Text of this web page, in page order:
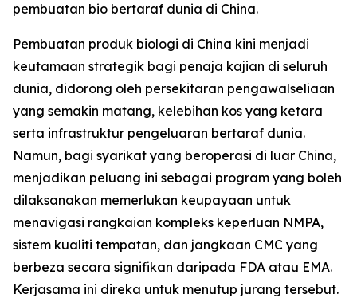
pembuatan bio bertaraf dunia di China.
Pembuatan produk biologi di China kini menjadi
keutamaan strategik bagi penaja kajian di seluruh
dunia, didorong oleh persekitaran pengawalseliaan
yang semakin matang, kelebihan kos yang ketara
serta infrastruktur pengeluaran bertaraf dunia.
Namun, bagi syarikat yang beroperasi di luar China,
menjadikan peluang ini sebagai program yang boleh
dilaksanakan memerlukan keupayaan untuk
menavigasi rangkaian kompleks keperluan NMPA,
sistem kualiti tempatan, dan jangkaan CMC yang
berbeza secara signifikan daripada FDA atau EMA.
Kerjasama ini direka untuk menutup jurang tersebut.